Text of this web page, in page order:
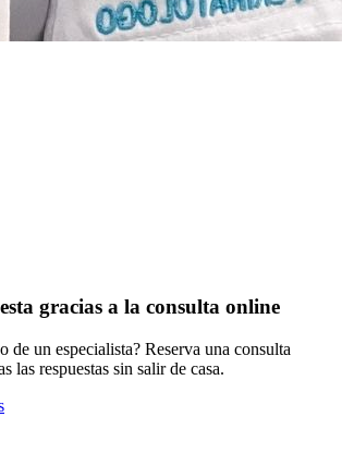
gracias a la consulta online
de un especialista? Reserva una consulta
las respuestas sin salir de casa.